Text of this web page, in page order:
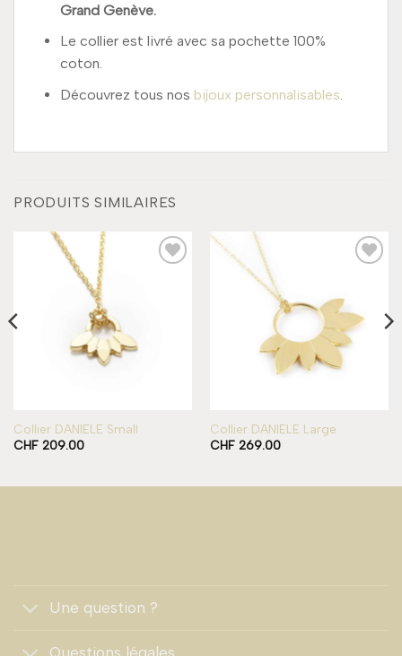
Grand Genève.
Le collier est livré avec sa pochette 100%
coton.
Découvrez tous nos bijoux personnalisables
PRODUITS SIMILAIRES
Collier DANIELE Small
CHF209.00
Collier DANIELE Large
CHF269.00
Une question ?